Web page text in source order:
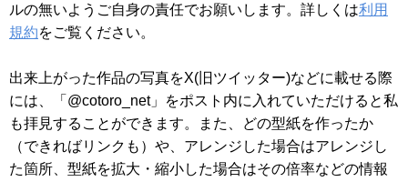
ルの無いようご自身の責任でお願いします。詳しくは利用
規約をご覧ください。
出来上がった作品の写真をX(旧ツイッター)などに載せる際
には、「@cotoro_net」をポスト内に入れていただけると私
も拝見することができます。また、どの型紙を作ったか
（できればリンクも）や、アレンジした場合はアレンジし
た箇所、型紙を拡大・縮小した場合はその倍率などの情報